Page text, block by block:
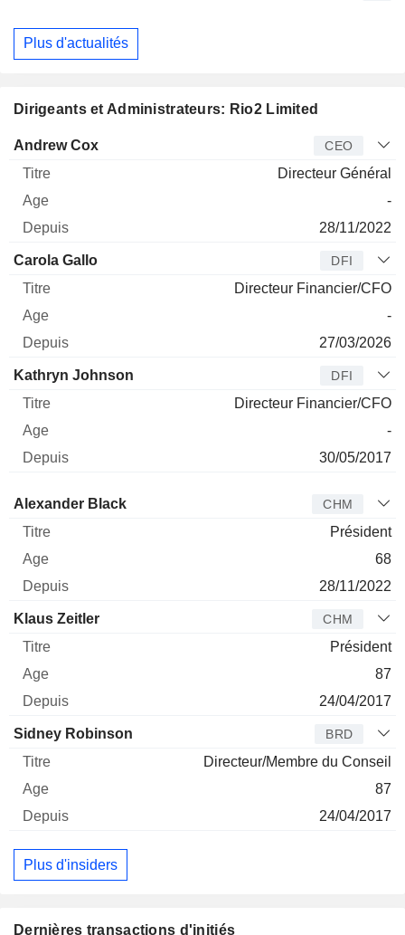
Plus d'actualités
Dirigeants et Administrateurs: Rio2 Limited
Dirigeant Titre
Andrew Cox CEO
Directeur Général
-
28/11/2022
Carola Gallo DFI
Directeur Financier/CFO
-
27/03/2026
Kathryn Johnson DFI
Directeur Financier/CFO
-
30/05/2017
Administrateur Titre
Alexander Black CHM
Président
68
28/11/2022
Klaus Zeitler CHM
Président
87
24/04/2017
Sidney Robinson BRD
Directeur/Membre du Conseil
87
24/04/2017
Plus d'insiders
Dernières transactions d'initiés